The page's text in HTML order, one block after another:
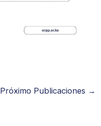
Próximo Publicaciones →